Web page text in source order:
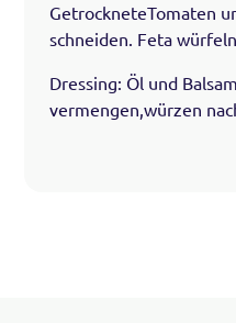
GetrockneteTomaten
schneiden. Feta
Dressing: Öl und
vermengen,würzen